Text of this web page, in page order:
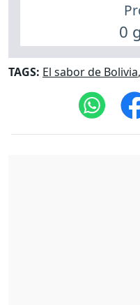
0
TAGS: El sabor de Bolivia,